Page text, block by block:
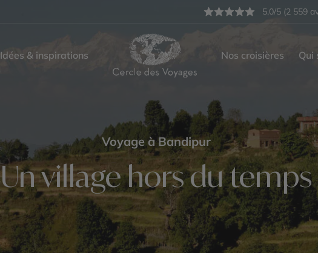
5,0/5 (2 559
Idées & inspirations Nos croisières Qui
Voyage à Bandipur
Un village hors du temps